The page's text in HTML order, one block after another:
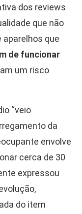
dos reviews
que não
aparelhos que
de funcionar
um risco
“veio
da
envolve
cerca de 30
expressou
do item